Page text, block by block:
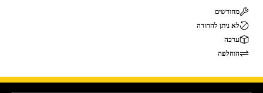
מחודשים
לא ניתן להחזרה
ערכה
הוחלפה